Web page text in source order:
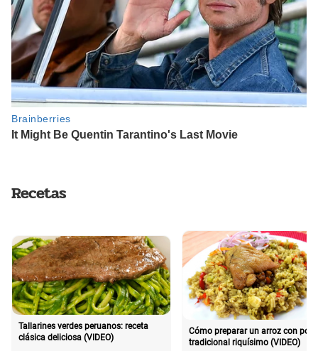
Recetas
Tallarines verdes peruanos: receta
clásica deliciosa (VIDEO)
Cómo preparar un arroz con pollo
tradicional riquísimo (VIDEO)